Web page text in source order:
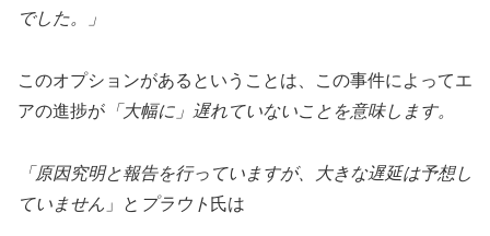
でした。」
このオプションがあるということは、この事件によってエ
アの進捗が 「大幅に」遅れていないことを意味します。
「 原因究明と報告を行っていますが、大きな遅延は予想し
ていません 」 と プラウト 氏は